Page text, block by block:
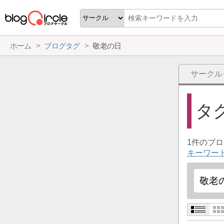
ホーム ブログタグ 敬老の日
サーク
タ
1件のブ
キーワー